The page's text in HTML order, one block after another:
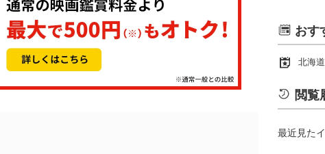
おす
北海
閲覧
最近見た